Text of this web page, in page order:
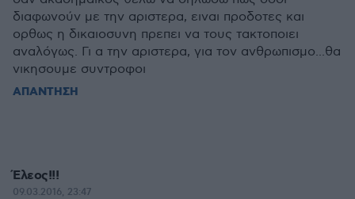
διαφωνούν με την αριστερα, ειναι προδοτες και
ορθως η δικαιοσυνη πρεπει να τους τακτοποιει
αναλόγως. Γι α την αριστερα, για τον ανθρωπισμο...θα
νικησουμε συντροφοι
ΑΠΑΝΤΗΣΗ
Έλεος!!!
09.03.2016, 23:47